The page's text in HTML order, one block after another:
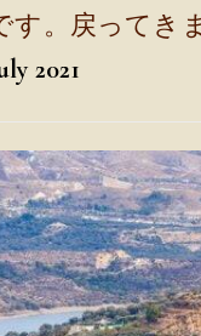
。戻ってき
2021